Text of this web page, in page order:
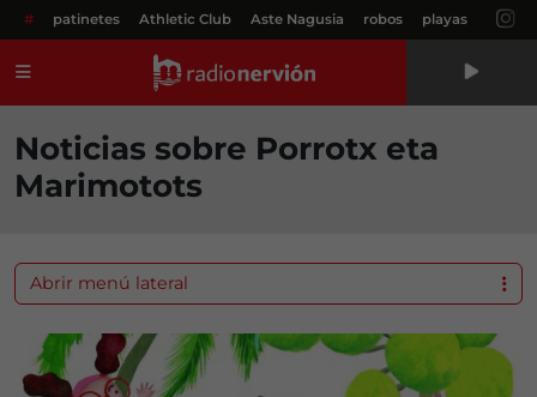
# patinetes Athletic Club Aste Nagusia robos playas
Noticias sobre Porrotx eta
Marimotots
Abrir menú lateral